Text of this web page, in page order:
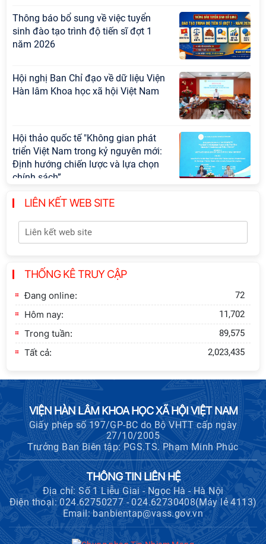
Thông báo bổ sung về việc tuyển
sinh đào tạo trình độ tiến sĩ đợt 1
năm 2026
Hội nghị Ban Chỉ đạo về dữ liệu Viện
Hàn lâm Khoa học xã hội Việt Nam
Hội thảo quốc tế "Không gian phát
triển Việt Nam trong kỷ nguyên mới:
Định hướng chiến lược và lựa chọn
chính sách”
Khai quật công trường khai thác đá
Tôn
Viện Hàn lâm Khoa học xã hội Việt
Nam và Tỉnh ủy Cao Bằng
LIÊN KẾT WEB SITE
THỐNG KÊ TRUY CẬP
Đang online: 72
Hôm nay: 11,702
Trong tuần: 89,575
Tất cả: 2,023,435
VIỆN HÀN LÂM KHOA HỌC XÃ HỘI VIỆT NAM
Giấy phép số 197/GP-BC do Bộ VHTT cấp ngày
27/10/2005
Trưởng Ban Biên tập: PGS.TS. Phạm Minh Phúc
THÔNG TIN LIÊN HỆ
Địa chỉ: Số 1 Liễu Giai - Ngọc Hà - Hà Nội
Điện thoại: 024.62750277 - 024.62730408(Máy lẻ 4113)
Email: banbientap@vass.gov.vn